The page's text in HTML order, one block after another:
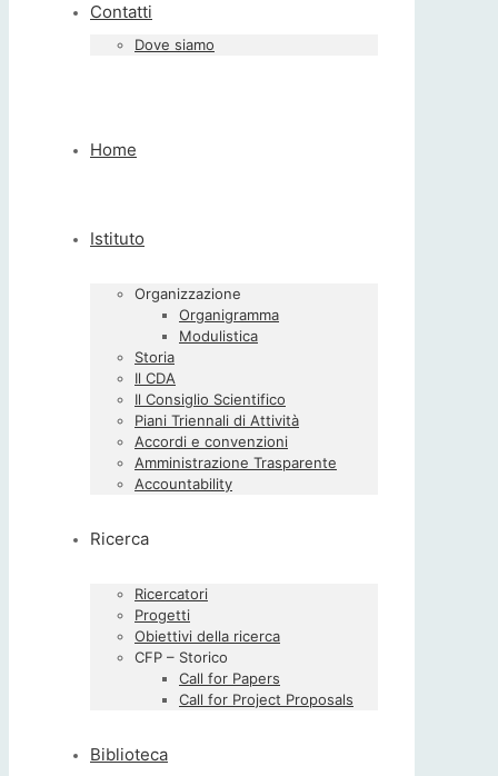
Contatti
Dove siamo
Home
Istituto
Organizzazione
Organigramma
Modulistica
Storia
Il CDA
Il Consiglio Scientifico
Piani Triennali di Attività
Accordi e convenzioni
Amministrazione Trasparente
Accountability
Ricerca
Ricercatori
Progetti
Obiettivi della ricerca
CFP – Storico
Call for Papers
Call for Project Proposals
Biblioteca